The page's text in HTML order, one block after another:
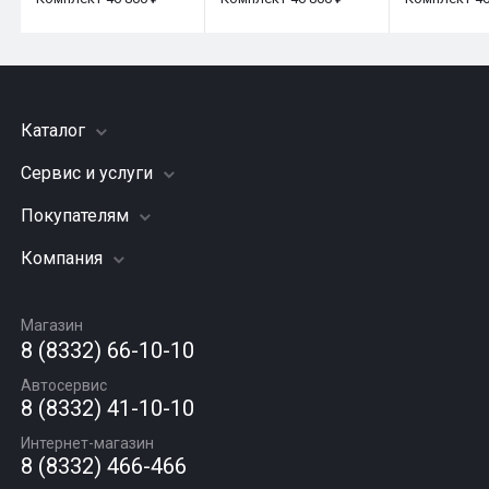
Каталог
Шины
Грузовые шины
Диски
Автомасла
Сервис и услуги
Заправка кондиционера
Подвеска (ходовая часть)
Шиномонтаж
Покупателям
Акции
Гарантии и возврат
Компания
Вакансии
Новости
Статьи
Контакты
Магазин
8 (8332) 66-10-10
Автосервис
8 (8332) 41-10-10
Интернет-магазин
8 (8332) 466-466